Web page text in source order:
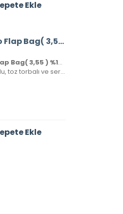
Ekle
Chanel Jumbo Flap Bag( 3,55 ) %100 Hakiki Kuzu Derisi
Chanel Jumbo Flap Bag( 3,55 ) %100 Hakiki Kuzu Derisi
Seri numaralı, kutulu, toz torbalı ve sertifikalı birebir üründür.
Ekle